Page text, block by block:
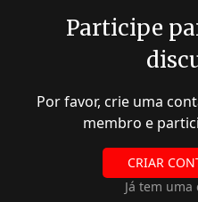
Participe
Por favor, crie uma
membro e
CRIAR
Já tem uma